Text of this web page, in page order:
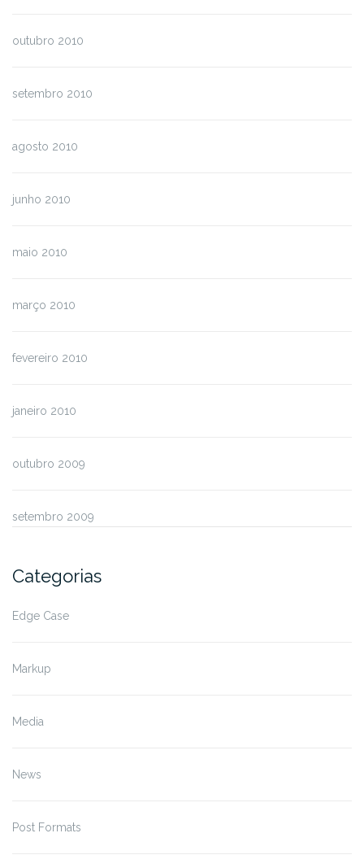
outubro 2010
setembro 2010
agosto 2010
junho 2010
maio 2010
março 2010
fevereiro 2010
janeiro 2010
outubro 2009
setembro 2009
Categorias
Edge Case
Markup
Media
News
Post Formats